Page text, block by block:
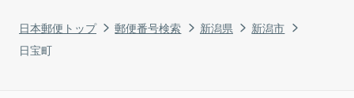
日本郵便トップ 郵便番号検索 新潟県
新潟市
日宝町